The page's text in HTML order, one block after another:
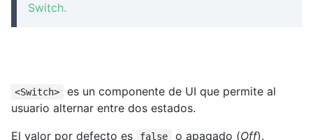
Switch.
<Switch>
es un componente de UI que permite al
usuario alternar entre dos estados.
El valor por defecto es
false o apagado (Off).